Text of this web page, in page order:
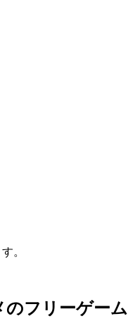
。
のフリーゲーム